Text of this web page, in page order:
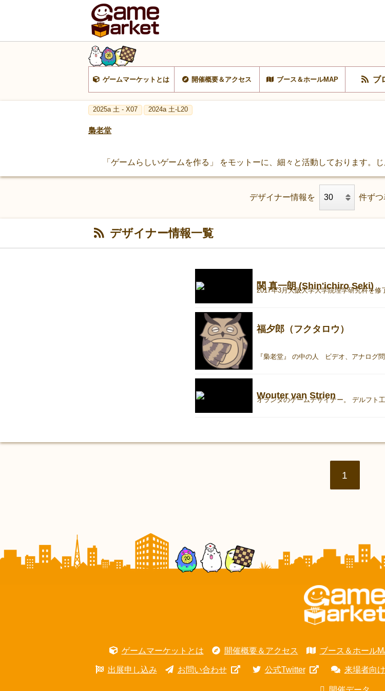
ゲームマーケットとは 開催概要＆アクセス ブース＆ホールMAP ブ
2025a 土 - X07 2024a 土-L20
梟老堂
「ゲームらしいゲームを作る」 をモットーに、細々と活動しております。
デザイナー情報を 件ず
デザイナー情報一覧
関 真一朗 (Shin'ichiro Seki)
福夕郎（フクタロウ）
Wouter van Strien
1
ゲームマーケットとは 開催概要＆アクセス ブース＆ホール
出展申し込み お問い合わせ 公式Twitter 来場者向